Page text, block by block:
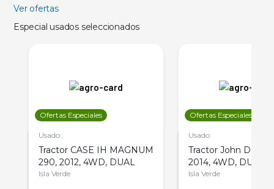
Ver ofertas
Especial usados seleccionados
Ofertas Especiales
Usado
Tractor CASE IH MAGNUM
290, 2012, 4WD, DUAL
Isla Verde
Ofertas Especiales
Usado
Tractor John Deere
2014, 4WD, DUAL
Isla Verde